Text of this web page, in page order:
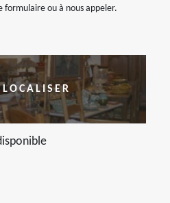
formulaire ou à nous appeler.